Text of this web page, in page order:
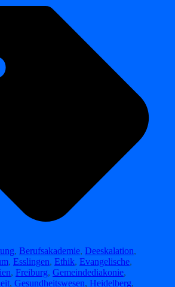
, Berufsakademie, Deeskalation,
, Esslingen, Ethik, Evangelische,
, Freiburg, Gemeindediakonie,
, Gesundheitswesen, Heidelberg,